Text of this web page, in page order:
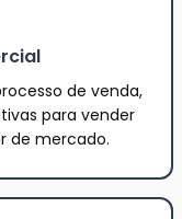
de venda,
para vender
de mercado.